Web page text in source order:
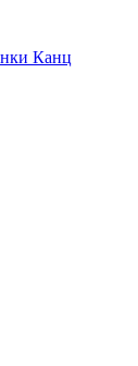
Канц